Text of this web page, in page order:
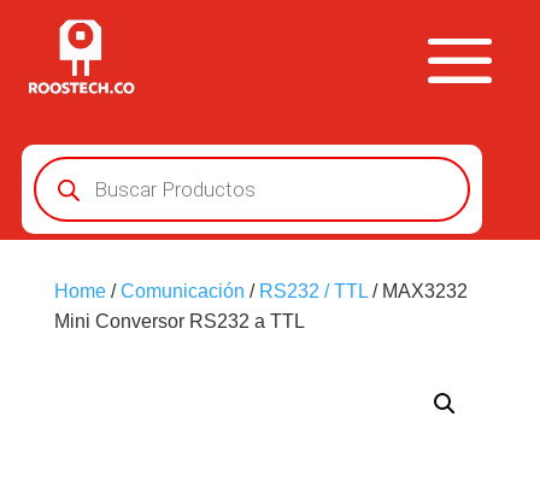
Búsqueda
de
productos
Home/Comunicación / RS232 / TTL/ MAX3232
Mini Conversor RS232 a TTL